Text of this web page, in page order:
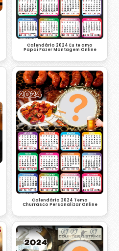
Calendário 2024 Eu te amo
Papai Fazer Montagem Online
Calendário 2024 Tema
Churrasco Personalizar Online